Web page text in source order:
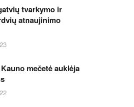
tvarkymo ir
atnaujinimo
mečetė auklėja